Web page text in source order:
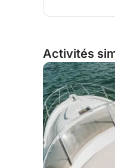
- 18h00 à
OCTOBRE,
- Journée
- 10h00 à
Activités